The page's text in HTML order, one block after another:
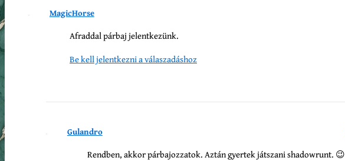
MagicHorse
Afraddal párbaj jelentkezünk.
Be kell jelentkezni a válaszadáshoz
Gulandro
Rendben, akkor párbajozzatok. Aztán gyertek játszani shadowrunt. 😉